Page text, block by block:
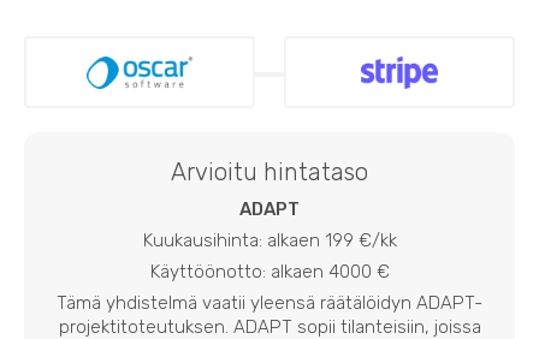
Arvioitu hintataso
ADAPT
Kuukausihinta: alkaen 199 €/kk
Käyttöönotto: alkaen 4000 €
Tämä yhdistelmä vaatii yleensä räätälöidyn ADAPT-
projektitoteutuksen. ADAPT sopii tilanteisiin, joissa